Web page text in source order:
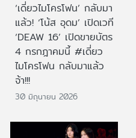
‘เดี่ยวไมโครโฟน’ กลับมา
แล้ว! ‘โน้ส อุดม’ เปิดเวที
‘DEAW 16’ เปิดขายบัตร
4 กรกฎาคมนี้ #เดี่ยว
ไมโครโฟน กลับมาแล้ว
จ้า!!!
30 มิถุนายน 2026